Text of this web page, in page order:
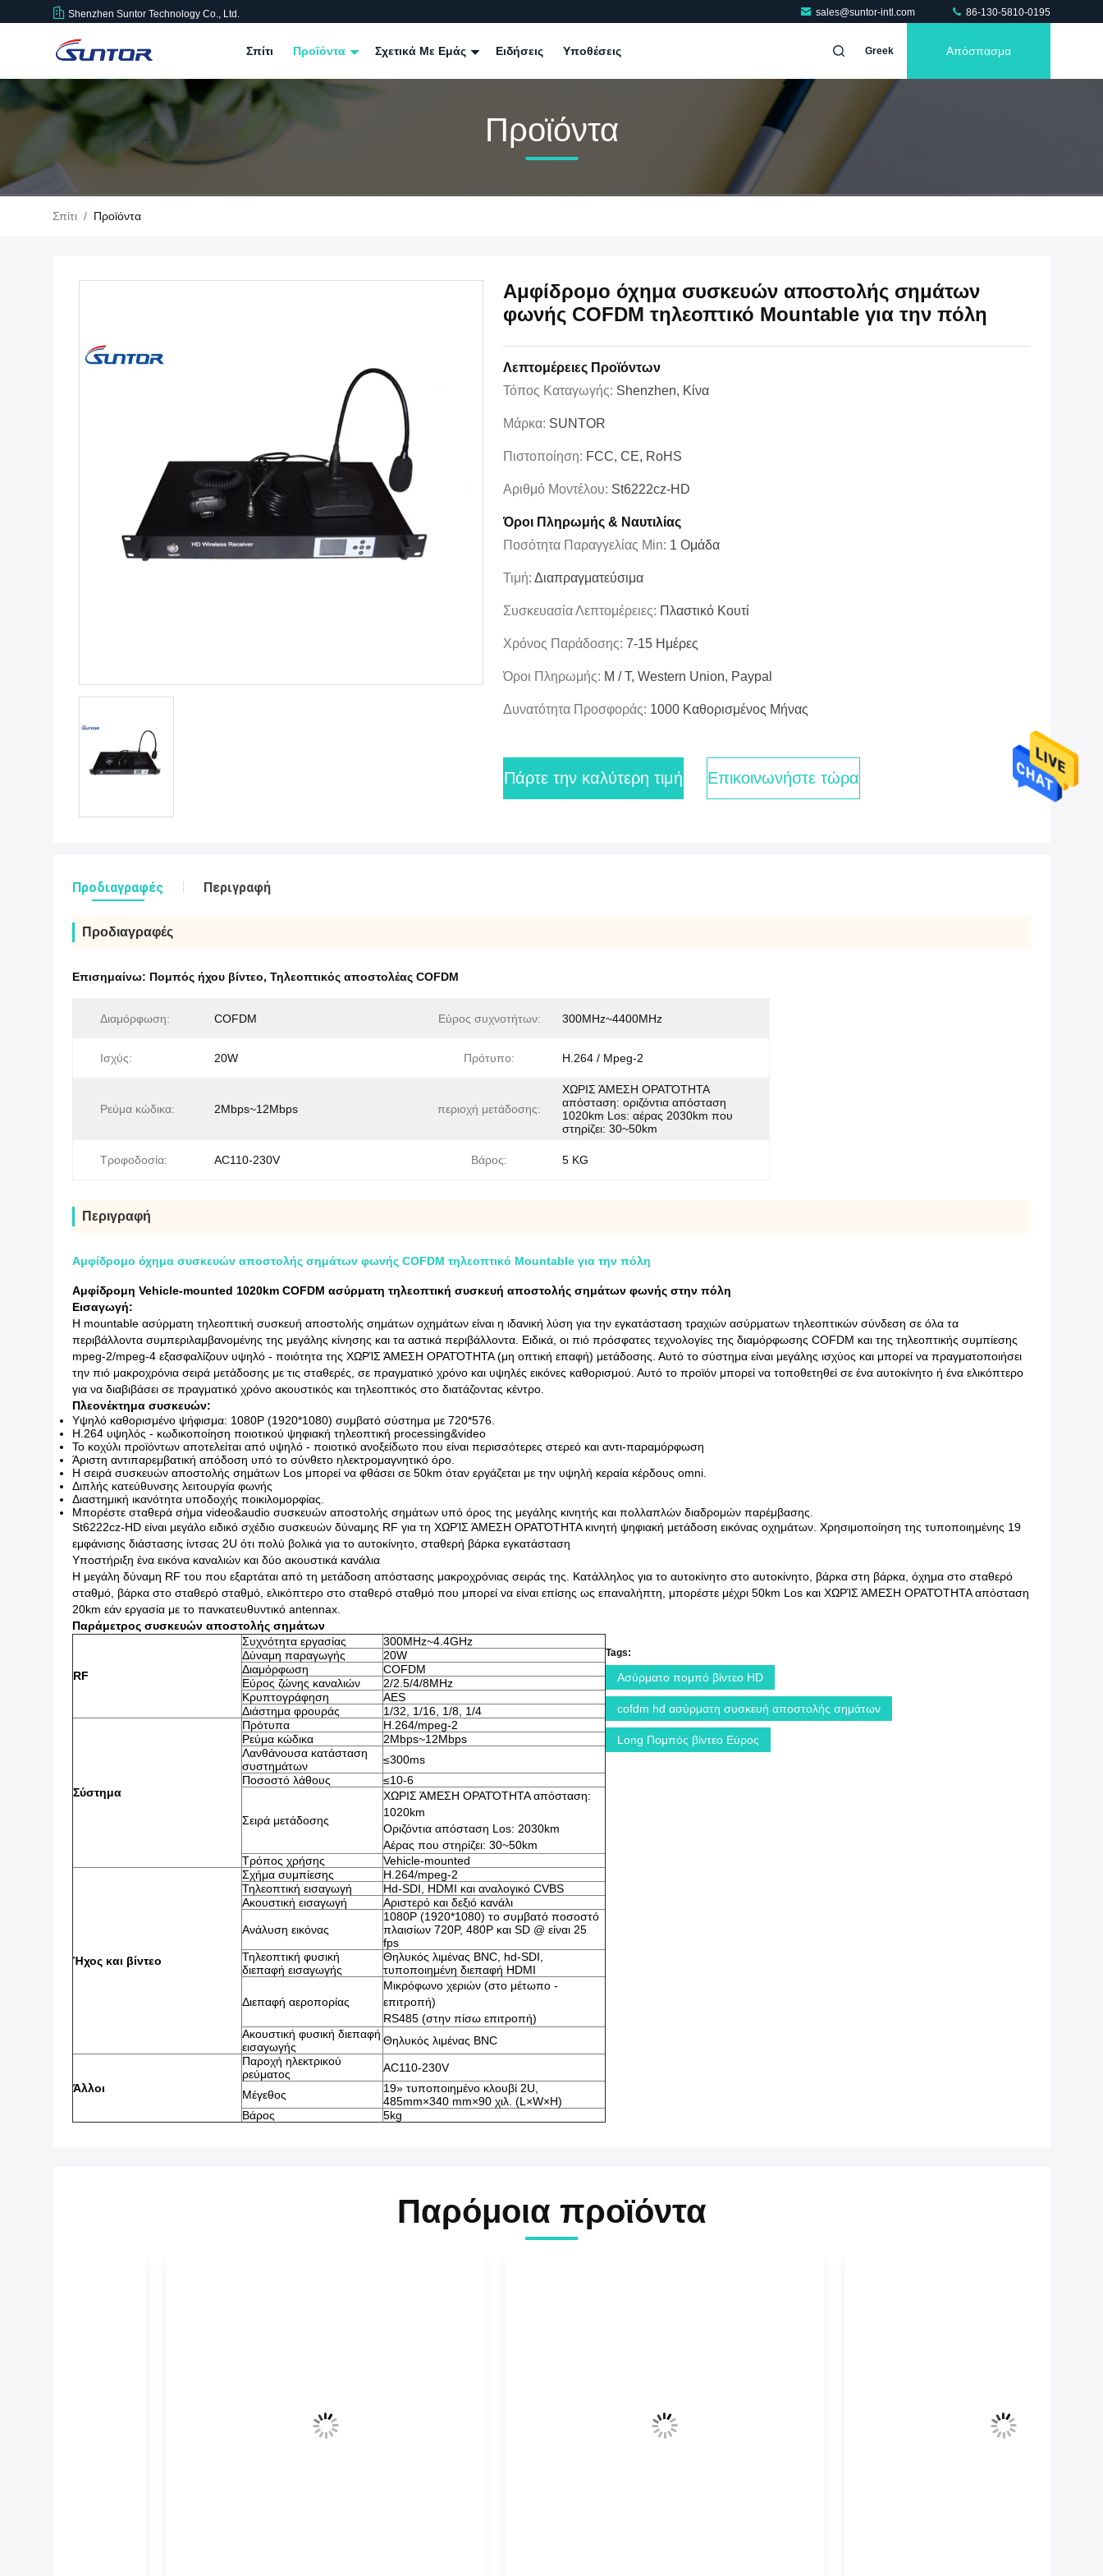
Shenzhen Suntor Technology Co., Ltd. sales@suntor-intl.com 86-130-5810-0195
Σπίτι Προϊόντα Σχετικά Με Εμάς Ειδήσεις Υποθέσεις Greek Απόσπασμα
Προϊόντα
Σπίτι / Προϊόντα
Αμφίδρομο όχημα συσκευών αποστολής σημάτων
φωνής COFDM τηλεοπτικό Mountable για την πόλη
Λεπτομέρειες Προϊόντων
Τόπος Καταγωγής: Shenzhen, Κίνα
Μάρκα: SUNTOR
Πιστοποίηση: FCC, CE, RoHS
Αριθμό Μοντέλου: St6222cz-HD
Όροι Πληρωμής & Ναυτιλίας
Ποσότητα Παραγγελίας Min: 1 Ομάδα
Τιμή: Διαπραγματεύσιμα
Συσκευασία Λεπτομέρειες: Πλαστικό Κουτί
Χρόνος Παράδοσης: 7-15 Ημέρες
Όροι Πληρωμής: Μ / Τ, Western Union, Paypal
Δυνατότητα Προσφοράς: 1000 Καθορισμένος Μήνας
Πάρτε την καλύτερη τιμή Επικοινωνήστε τώρα
Προδιαγραφές Περιγραφή
Προδιαγραφές
Επισημαίνω: Πομπός ήχου βίντεο, Τηλεοπτικός αποστολέας COFDM
Διαμόρφωση: COFDM Εύρος συχνοτήτων: 300MHz~4400MHz
Ισχύς: 20W Πρότυπο: H.264 / Mpeg-2
Ρεύμα κώδικα: 2Mbps~12Mbps περιοχή μετάδοσης:
ΧΩΡΙΣ ΆΜΕΣΗ ΟΡΑΤΌΤΗΤΑ
απόσταση: οριζόντια απόσταση
1020km Los: αέρας 2030km που
στηρίζει: 30~50km
Τροφοδοσία: AC110-230V Βάρος: 5 KG
Περιγραφή
Αμφίδρομο όχημα συσκευών αποστολής σημάτων φωνής COFDM τηλεοπτικό Mountable για την πόλη
Αμφίδρομη Vehicle-mounted 1020km COFDM ασύρματη τηλεοπτική συσκευή αποστολής σημάτων φωνής στην πόλη
Εισαγωγή:
Η mountable ασύρματη τηλεοπτική συσκευή αποστολής σημάτων οχημάτων είναι η ιδανική λύση για την εγκατάσταση τραχιών ασύρματων τηλεοπτικών σύνδεση σε όλα τα
περιβάλλοντα συμπεριλαμβανομένης της μεγάλης κίνησης και τα αστικά περιβάλλοντα. Ειδικά, οι πιό πρόσφατες τεχνολογίες της διαμόρφωσης COFDM και της τηλεοπτικής συμπίεσης
mpeg-2/mpeg-4 εξασφαλίζουν υψηλό - ποιότητα της ΧΩΡΊΣ ΆΜΕΣΗ ΟΡΑΤΌΤΗΤΑ (μη οπτική επαφή) μετάδοσης. Αυτό το σύστημα είναι μεγάλης ισχύος και μπορεί να πραγματοποιήσει
την πιό μακροχρόνια σειρά μετάδοσης με τις σταθερές, σε πραγματικό χρόνο και υψηλές εικόνες καθορισμού. Αυτό το προϊόν μπορεί να τοποθετηθεί σε ένα αυτοκίνητο ή ένα ελικόπτερο
για να διαβιβάσει σε πραγματικό χρόνο ακουστικός και τηλεοπτικός στο διατάζοντας κέντρο.
Πλεονέκτημα συσκευών:
Υψηλό καθορισμένο ψήφισμα: 1080P (1920*1080) συμβατό σύστημα με 720*576.
H.264 υψηλός - κωδικοποίηση ποιοτικού ψηφιακή τηλεοπτική processing&video
Το κοχύλι προϊόντων αποτελείται από υψηλό - ποιοτικό ανοξείδωτο που είναι περισσότερες στερεό και αντι-παραμόρφωση
Άριστη αντιπαρεμβατική απόδοση υπό το σύνθετο ηλεκτρομαγνητικό όρο.
Η σειρά συσκευών αποστολής σημάτων Los μπορεί να φθάσει σε 50km όταν εργάζεται με την υψηλή κεραία κέρδους omni.
Διπλής κατεύθυνσης λειτουργία φωνής
Διαστημική ικανότητα υποδοχής ποικιλομορφίας.
Μπορέστε σταθερά σήμα video&audio συσκευών αποστολής σημάτων υπό όρος της μεγάλης κινητής και πολλαπλών διαδρομών παρέμβασης.
St6222cz-HD είναι μεγάλο ειδικό σχέδιο συσκευών δύναμης RF για τη ΧΩΡΊΣ ΆΜΕΣΗ ΟΡΑΤΌΤΗΤΑ κινητή ψηφιακή μετάδοση εικόνας οχημάτων. Χρησιμοποίηση της τυποποιημένης 19
εμφάνισης διάστασης ίντσας 2U ότι πολύ βολικά για το αυτοκίνητο, σταθερή βάρκα εγκατάσταση
Υποστήριξη ένα εικόνα καναλιών και δύο ακουστικά κανάλια
Η μεγάλη δύναμη RF του που εξαρτάται από τη μετάδοση απόστασης μακροχρόνιας σειράς της. Κατάλληλος για το αυτοκίνητο στο αυτοκίνητο, βάρκα στη βάρκα, όχημα στο σταθερό
σταθμό, βάρκα στο σταθερό σταθμό, ελικόπτερο στο σταθερό σταθμό που μπορεί να είναι επίσης ως επαναλήπτη, μπορέστε μέχρι 50km Los και ΧΩΡΊΣ ΆΜΕΣΗ ΟΡΑΤΌΤΗΤΑ απόσταση
20km εάν εργασία με το πανκατευθυντικό antennax.
Παράμετρος συσκευών αποστολής σημάτων
RF
Συχνότητα εργασίας
300MHz~4.4GHz
Δύναμη παραγωγής
20W
Διαμόρφωση
COFDM
Εύρος ζώνης καναλιών
2/2.5/4/8MHz
Κρυπτογράφηση
AES
Διάστημα φρουράς
1/32, 1/16, 1/8, 1/4
Σύστημα
Πρότυπα
H.264/mpeg-2
Ρεύμα κώδικα
2Mbps~12Mbps
Λανθάνουσα κατάσταση
συστημάτων
≤300ms
Ποσοστό λάθους
≤10-6
Σειρά μετάδοσης
ΧΩΡΙΣ ΆΜΕΣΗ ΟΡΑΤΌΤΗΤΑ απόσταση:
1020km
Οριζόντια απόσταση Los: 2030km
Αέρας που στηρίζει: 30~50km
Τρόπος χρήσης
Vehicle-mounted
Ήχος και βίντεο
Σχήμα συμπίεσης
H.264/mpeg-2
Τηλεοπτική εισαγωγή
Hd-SDI, HDMI και αναλογικό CVBS
Ακουστική εισαγωγή
Αριστερό και δεξιό κανάλι
Ανάλυση εικόνας
1080P (1920*1080) το συμβατό ποσοστό
πλαισίων 720P, 480P και SD @ είναι 25
fps
Τηλεοπτική φυσική
διεπαφή εισαγωγής
Θηλυκός λιμένας BNC, hd-SDI,
τυποποιημένη διεπαφή HDMI
Διεπαφή αεροπορίας
Μικρόφωνο χεριών (στο μέτωπο -
επιτροπή)
RS485 (στην πίσω επιτροπή)
Ακουστική φυσική διεπαφή
εισαγωγής
Θηλυκός λιμένας BNC
Άλλοι
Παροχή ηλεκτρικού
ρεύματος
AC110-230V
Μέγεθος
19» τυποποιημένο κλουβί 2U,
485mm×340 mm×90 χιλ. (L×W×H)
Βάρος
5kg
Tags:
Ασύρματο πομπό βίντεο HD
cofdm hd ασύρματη συσκευή αποστολής σημάτων
Long Πομπός βίντεο Εύρος
Παρόμοια προϊόντα